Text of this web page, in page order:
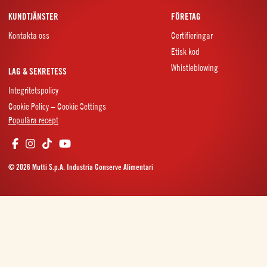
KUNDTJÄNSTER
Kontakta oss
FÖRETAG
Certifieringar
Etisk kod
Whistleblowing
LAG & SEKRETESS
Integritetspolicy
Cookie Policy – Cookie Settings
Populära recept
© 2026 Mutti S.p.A. Industria Conserve Alimentari